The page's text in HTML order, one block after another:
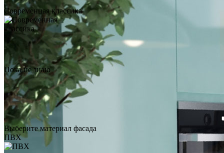
Столешница из кварцевого
камня Silestone Siridium
искусственного камня Hi-Macs
Современная классика
Пока не знаю
Выберите материал фасада
ПВХ